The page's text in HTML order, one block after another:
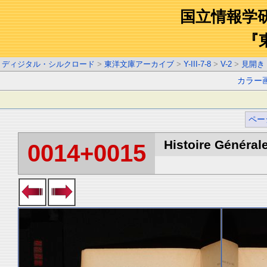
国立情報学
『
ディジタル・シルクロード > 東洋文庫アーカイブ > Y-III-7-8 > V-2 > 見開き
カラー
ペー
0014+0015 Histoire